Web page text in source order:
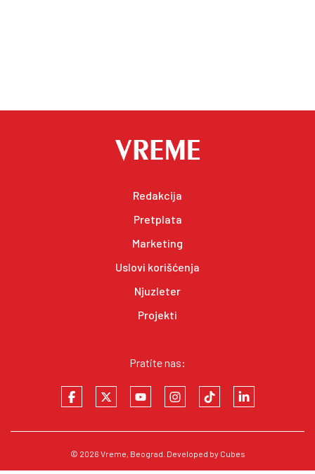
Redakcija
Pretplata
Marketing
Uslovi korišćenja
Njuzleter
Projekti
Pratite nas:
© 2026 Vreme, Beograd. Developed by Cubes